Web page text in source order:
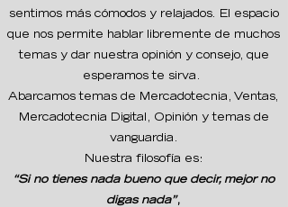
sentimos más cómodos y relajados. El espacio
que nos permite hablar libremente de muchos
temas y dar nuestra opinión y consejo, que
esperamos te sirva.
Abarcamos temas de Mercadotecnia, Ventas,
Mercadotecnia Digital, Opinión y temas de
vanguardia.
Nuestra filosofía es:
“Si no tienes nada bueno que decir, mejor no
digas nada”,